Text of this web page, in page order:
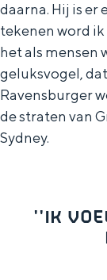
n
d
s
daarna. Hij is er
tekenen word ik
het als mensen
geluksvogel,
Ravensburger
de straten van
Sydney.
''IK